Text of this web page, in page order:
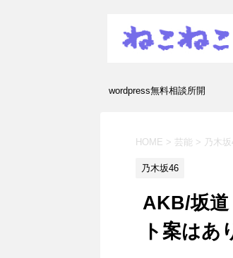
wordpress無料相談所開
ます！
HOME > 芸能 > 乃木坂
乃木坂46
AKB/坂道
ト案は